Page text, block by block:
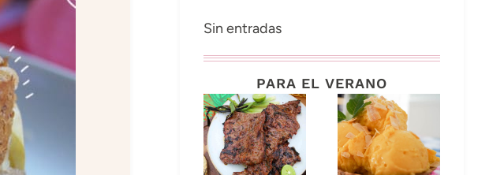
Sin entradas
PARA EL VERANO